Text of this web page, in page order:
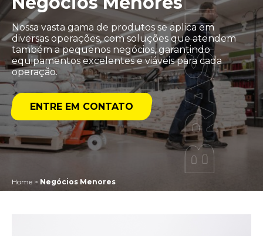
Nossa vasta gama de produtos se aplica em
diversas operações, com soluções que atendem
também a pequenos negócios, garantindo
equipamentos excelentes e viáveis para cada
operação.
ENTRE EM CONTATO
Home > Negócios Menores